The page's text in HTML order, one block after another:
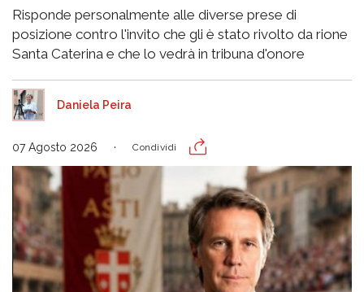
Risponde personalmente alle diverse prese di
posizione contro l'invito che gli è stato rivolto da rione
Santa Caterina e che lo vedrà in tribuna d'onore
Daniela Peira
07 Agosto 2026 Condividi